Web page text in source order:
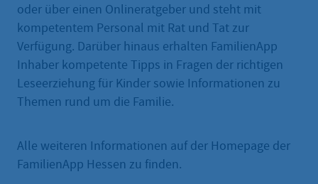
oder über einen Onlineratgeber und steht mit
kompetentem Personal mit Rat und Tat zur
Verfügung. Darüber hinaus erhalten FamilienApp
Inhaber kompetente Tipps in Fragen der richtigen
Leseerziehung für Kinder sowie Informationen zu
Themen rund um die Familie.
Alle weiteren Informationen auf der Homepage der
FamilienApp Hessen zu finden.